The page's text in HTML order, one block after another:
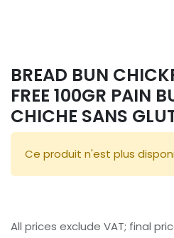
BREAD BUN
FREE 100GR PAIN
CHICHE SANS
Ce produit n'est plus
All prices exclude VAT; final